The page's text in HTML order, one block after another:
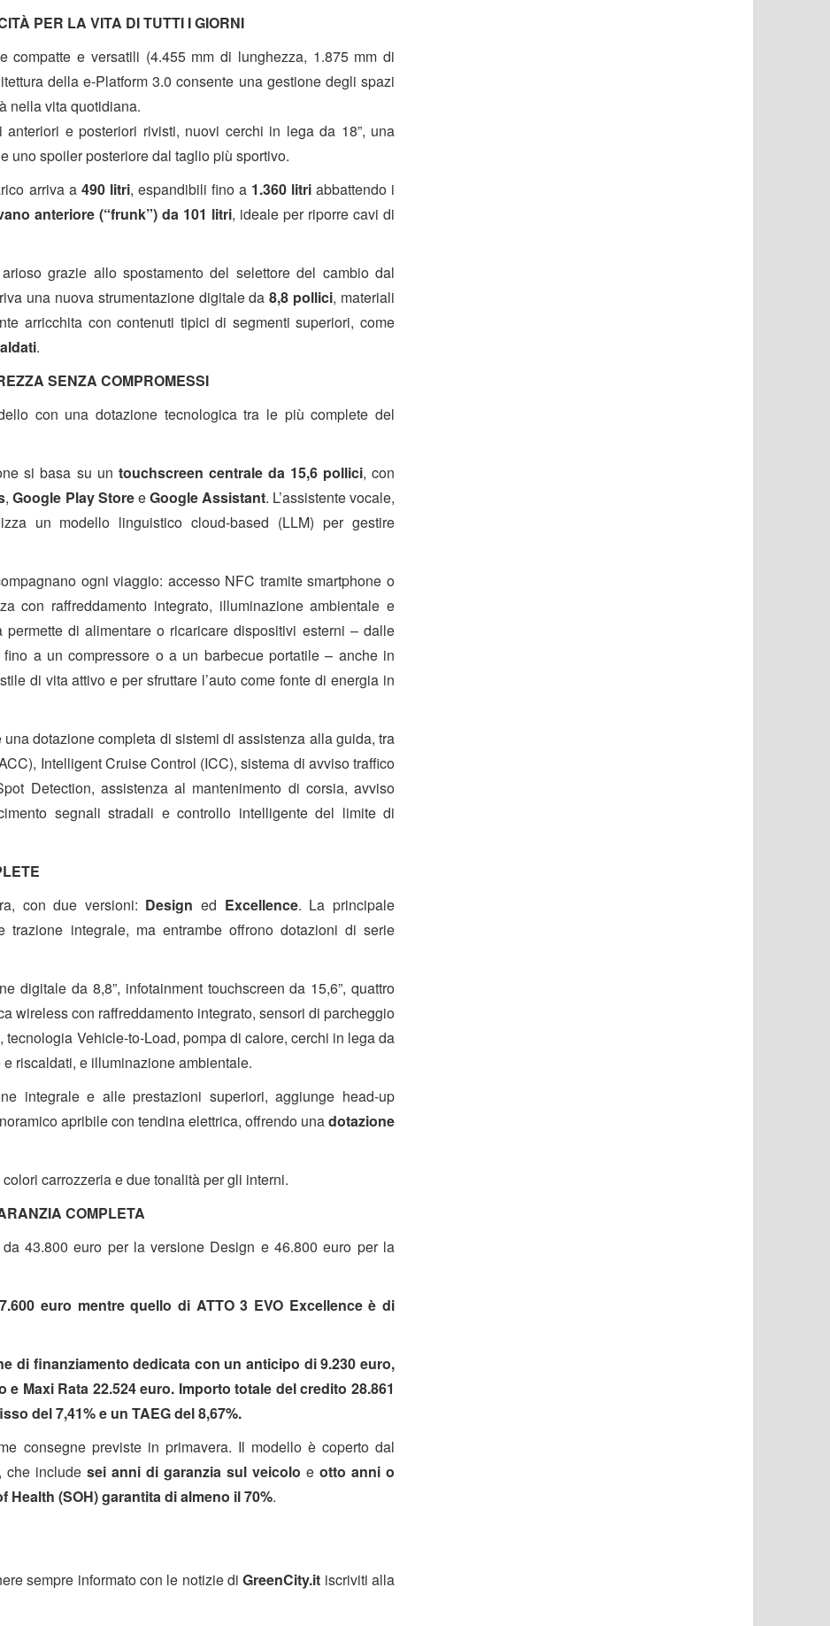
PER LA VITA DI TUTTI I GIORNI
compatte e versatili (4.455 mm di lunghezza, 1.875 mm di
della e-Platform 3.0 consente una gestione degli spazi
nella vita quotidiana.
e posteriori rivisti, nuovi cerchi in lega da 18”, una
uno spoiler posteriore dal taglio più sportivo.
arriva a 490 litri, espandibili fino a 1.360 litriabbattendo i
anteriore (“frunk”) da 101 litri, ideale per riporre cavi di
grazie allo spostamento del selettore del cambio dal
una nuova strumentazione digitale da8,8 pollici, materiali
arricchita con contenuti tipici di segmenti superiori, come
.
SENZA COMPROMESSI
con una dotazione tecnologica tra le più complete del
si basa su un touchscreen centrale da 15,6 pollici, con
,Google Play StoreeGoogle Assistant. L’assistente vocale,
un modello linguistico cloud-based (LLM) per gestire
ogni viaggio: accesso NFC tramite smartphone o
con raffreddamento integrato, illuminazione ambientale e
permette di alimentare o ricaricare dispositivi esterni – dalle
a un compressore o a un barbecue portatile – anche in
di vita attivo e per sfruttare l’auto come fonte di energia in
una dotazione completa di sistemi di assistenza alla guida, tra
Intelligent Cruise Control (ICC), sistema di avviso traffico
Detection, assistenza al mantenimento di corsia, avviso
segnali stradali e controllo intelligente del limite di
con due versioni: Design ed Excellence. La principale
trazione integrale, ma entrambe offrono dotazioni di serie
digitale da 8,8”, infotainment touchscreen da 15,6”, quattro
wireless con raffreddamento integrato, sensori di parcheggio
Vehicle-to-Load, pompa di calore, cerchi in lega da
riscaldati, e illuminazione ambientale.
integrale e alle prestazioni superiori, aggiunge head-up
apribile con tendina elettrica, offrendo unadotazione
carrozzeria e due tonalità per gli interni.
COMPLETA
43.800 euro per la versione Design e 46.800 euro per la
euro mentre quello di ATTO 3 EVO Excellence è di
di finanziamento dedicata con un anticipo di 9.230 euro,
Maxi Rata 22.524 euro. Importo totale del credito 28.861
del 7,41% e un TAEG del 8,67%.
consegne previste in primavera. Il modello è coperto dal
che include sei anni di garanzia sul veicolo e otto anni o
Health (SOH) garantita di almeno il 70%.
sempre informato con le notizie diGreenCity.it iscriviti alla